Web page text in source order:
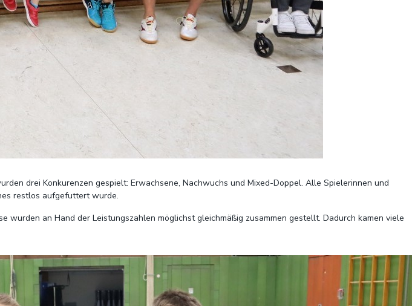
drei Konkurenzen gespielt: Erwachsene, Nachwuchs und Mixed-Doppel. Alle Spielerinnen und
restlos aufgefuttert wurde.
an Hand der Leistungszahlen möglichst gleichmäßig zusammen gestellt. Dadurch kamen viele